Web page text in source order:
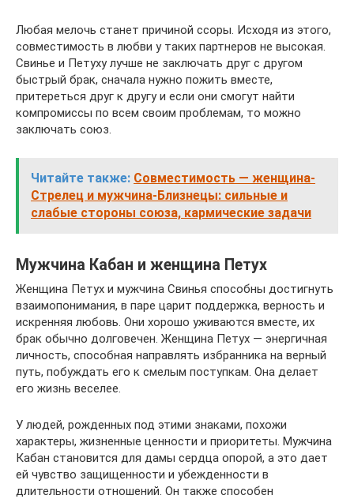
Любая мелочь станет причиной ссоры. Исходя из этого,
совместимость в любви у таких партнеров не высокая.
Свинье и Петуху лучше не заключать друг с другом
быстрый брак, сначала нужно пожить вместе,
притереться друг к другу и если они смогут найти
компромиссы по всем своим проблемам, то можно
заключать союз.
Читайте также: Совместимость — женщина-
Стрелец и мужчина-Близнецы: сильные и
слабые стороны союза, кармические задачи
Мужчина Кабан и женщина Петух
Женщина Петух и мужчина Свинья способны достигнуть
взаимопонимания, в паре царит поддержка, верность и
искренняя любовь. Они хорошо уживаются вместе, их
брак обычно долговечен. Женщина Петух — энергичная
личность, способная направлять избранника на верный
путь, побуждать его к смелым поступкам. Она делает
его жизнь веселее.
У людей, рожденных под этими знаками, похожи
характеры, жизненные ценности и приоритеты. Мужчина
Кабан становится для дамы сердца опорой, а это дает
ей чувство защищенности и убежденности в
длительности отношений. Он также способен